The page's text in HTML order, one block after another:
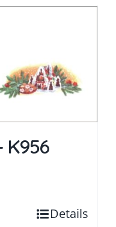
K956
Details